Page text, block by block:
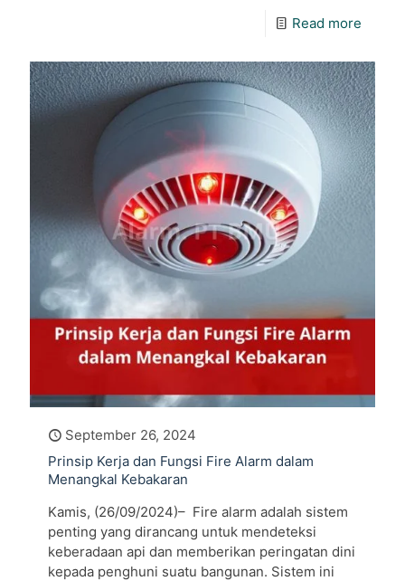
Read more
September 26, 2024
Prinsip Kerja dan Fungsi Fire Alarm dalam
Menangkal Kebakaran
Kamis, (26/09/2024)– Fire alarm adalah sistem
penting yang dirancang untuk mendeteksi
keberadaan api dan memberikan peringatan dini
kepada penghuni suatu bangunan. Sistem ini